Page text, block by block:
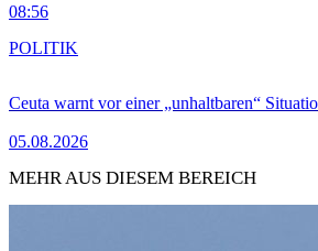
08:56
Ceuta warnt vor einer „unhaltbaren“
05.08.2026
POLITIK
MEHR AUS DIESEM BEREICH